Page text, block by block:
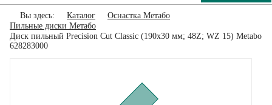
Вы здесь: Каталог
Оснастка Метабо
Пильные диски Метабо
Диск пильный Precision Cut Classic (190x30 мм; 48Z; WZ 15) Metabo
628283000